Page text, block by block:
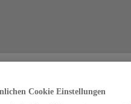
Cookie Einstellungen